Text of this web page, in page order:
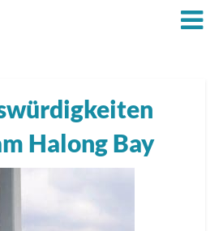
Halong Bay